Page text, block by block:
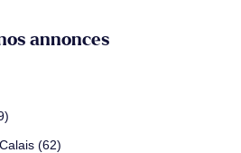
annonces
(62)